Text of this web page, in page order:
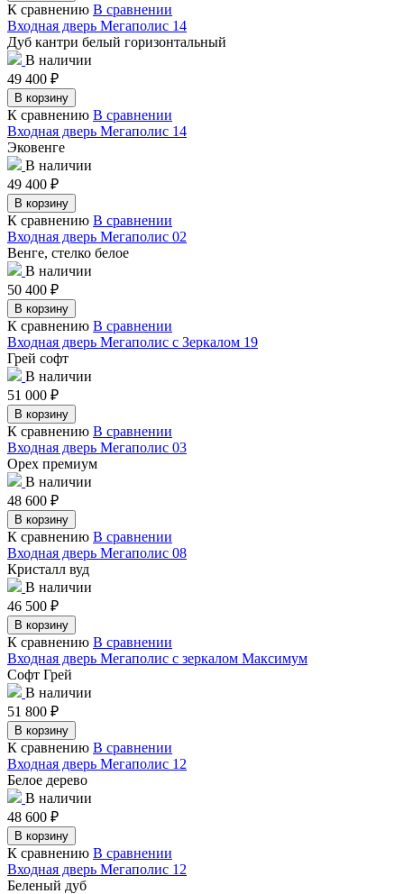
К сравнению В сравнении
Входная дверь Мегаполис 14
Дуб кантри белый горизонтальный
В наличии
49 400 ₽
В корзину
К сравнению В сравнении
Входная дверь Мегаполис 14
Эковенге
В наличии
49 400 ₽
В корзину
К сравнению В сравнении
Входная дверь Мегаполис 02
Венге, стелко белое
В наличии
50 400 ₽
В корзину
К сравнению В сравнении
Входная дверь Мегаполис с Зеркалом 19
Грей софт
В наличии
51 000 ₽
В корзину
К сравнению В сравнении
Входная дверь Мегаполис 03
Орех премиум
В наличии
48 600 ₽
В корзину
К сравнению В сравнении
Входная дверь Мегаполис 08
Кристалл вуд
В наличии
46 500 ₽
В корзину
К сравнению В сравнении
Входная дверь Мегаполис с зеркалом Максимум
Софт Грей
В наличии
51 800 ₽
В корзину
К сравнению В сравнении
Входная дверь Мегаполис 12
Белое дерево
В наличии
48 600 ₽
В корзину
К сравнению В сравнении
Входная дверь Мегаполис 12
Беленый дуб